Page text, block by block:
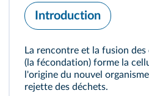
Introduction
La rencontre et la fusion
(la fécondation) forme la
l'origine du nouvel
rejette des déchets.